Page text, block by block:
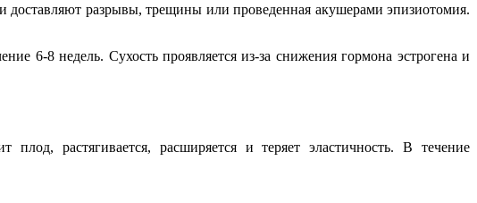
разрывы, трещины или проведенная акушерами эпизиотомия.
6-8 недель. Сухость проявляется из-за снижения гормона эстрогена и
растягивается, расширяется и теряет эластичность. В течение